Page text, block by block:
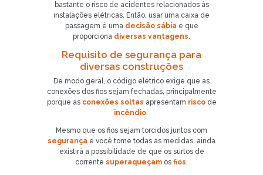
bastante o risco de acidentes relacionados às
instalações elétricas. Então, usar uma caixa de
passagem é umadecisão sábia e que
proporciona diversas vantagens.
Requisito de segurança para
diversas construções
De modo geral, o código elétrico exige que as
conexões dos fios sejam fechadas, principalmente
porque as conexões soltas apresentam risco de
incêndio.
Mesmo que os fios sejam torcidos juntos com
segurança e você tome todas as medidas, ainda
existirá a possibilidade de que os surtos de
corrente superaqueçam os fios.